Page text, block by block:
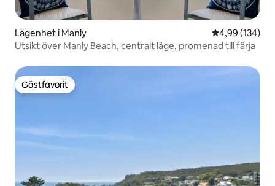
Lägenhet i Manly 4,99 av 5 i
4,99 (134)
Utsikt över Manly Beach, centralt läge, promenad till färja
Gästfavorit
Gästfavorit